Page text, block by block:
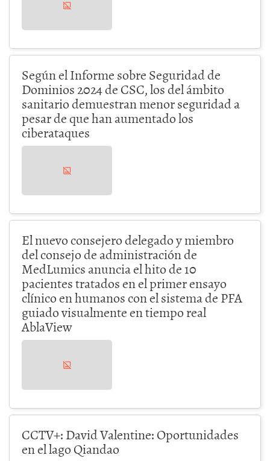
Según el Informe sobre Seguridad de
Dominios 2024 de CSC, los del ámbito
sanitario demuestran menor seguridad a
pesar de que han aumentado los
ciberataques
El nuevo consejero delegado y miembro
del consejo de administración de
MedLumics anuncia el hito de 10
pacientes tratados en el primer ensayo
clínico en humanos con el sistema de PFA
guiado visualmente en tiempo real
AblaView
CCTV+: David Valentine: Oportunidades
en el lago Qiandao